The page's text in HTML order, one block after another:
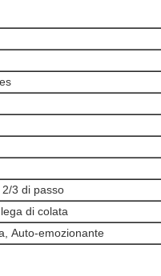
3 di passo
di colata
Auto-emozionante